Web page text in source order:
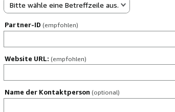
Bitte wähle eine Betreffzeile aus.
Partner-ID (empfohlen)
Website URL: (empfohlen)
Name der Kontaktperson (optional)